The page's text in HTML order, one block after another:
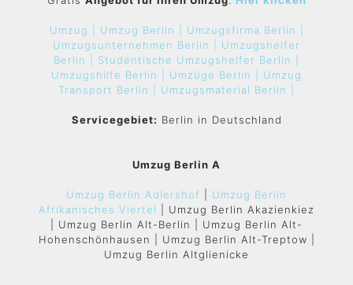
Umzug | Umzug Berlin |
Umzugsfirma Berlin |
Umzugsunternehmen Berlin | Umzugshelfer
Berlin | Studentische Umzugshelfer Berlin |
Umzugshilfe Berlin | Umzüge Berlin | Umzug
Transport Berlin | Umzugsmaterial Berlin |
Servicegebiet: Berlin in Deutschland
Umzug Berlin A
Umzug Berlin Adlershof
Umzug Berlin
Afrikanisches Viertel
| Umzug Berlin Akazienkiez
| Umzug Berlin Alt-Berlin | Umzug Berlin Alt-
Hohenschönhausen | Umzug Berlin Alt-Treptow |
Umzug Berlin Altglienicke